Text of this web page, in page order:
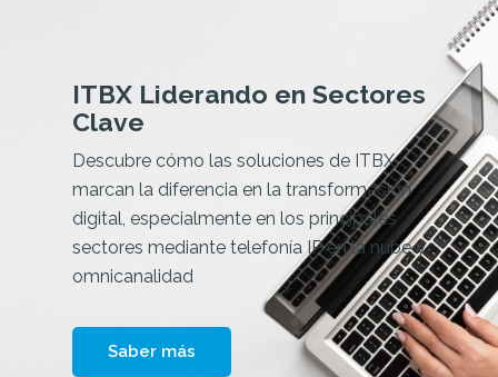
ITBX Liderando en Sectores
Clave
Descubre cómo las soluciones de ITBX
marcan la diferencia en la transformación
digital, especialmente en los principales
sectores mediante telefonía IP en la nube y
omnicanalidad
Saber más